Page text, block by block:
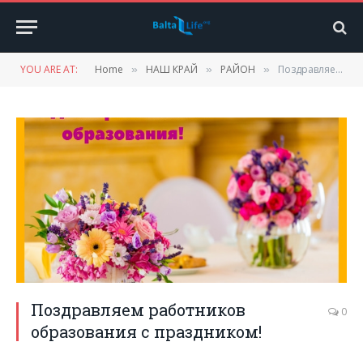
YOU ARE AT: Home » НАШ КРАЙ » РАЙОН » Поздравляем работников образования с праздником!
Поздравляем работников
образования с праздником!
0